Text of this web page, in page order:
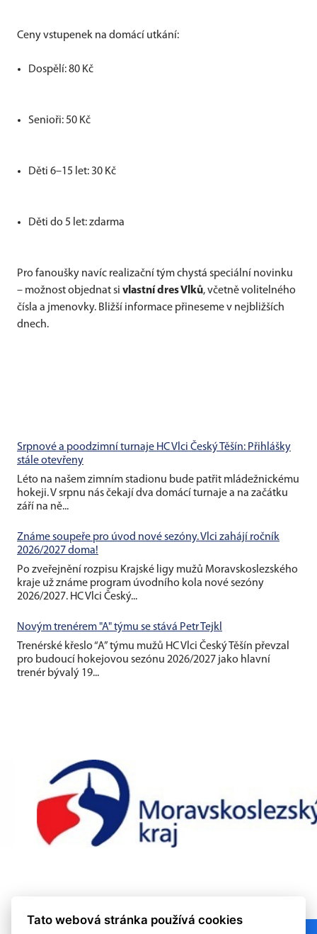
Ceny vstupenek na domácí utkání:
Dospělí: 80 Kč
Senioři: 50 Kč
Děti 6–15 let: 30 Kč
Děti do 5 let: zdarma
Pro fanoušky navíc realizační tým chystá speciální novinku
– možnost objednat si vlastní dres Vlků, včetně volitelného
čísla a jmenovky. Bližší informace přineseme v nejbližších
dnech.
Srpnové a poodzimní turnaje HC Vlci Český Těšín: Přihlášky
stále otevřeny
Léto na našem zimním stadionu bude patřit mládežnickému
hokeji. V srpnu nás čekají dva domácí turnaje a na začátku
září na ně...
Známe soupeře pro úvod nové sezóny. Vlci zahájí ročník
2026/2027 doma!
Po zveřejnění rozpisu Krajské ligy mužů Moravskoslezského
kraje už známe program úvodního kola nové sezóny
2026/2027. HC Vlci Český...
Novým trenérem "A" týmu se stává Petr Tejkl
Trenérské křeslo “A” týmu mužů HC Vlci Český Těšín převzal
pro budoucí hokejovou sezónu 2026/2027 jako hlavní
trenér bývalý 19...
Tato webová stránka používá cookies